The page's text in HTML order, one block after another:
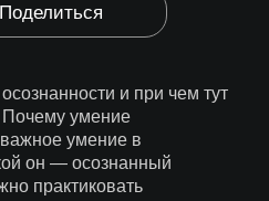
Поделиться
и при чем тут
Почему умение
умение в
он — осознанный
практиковать